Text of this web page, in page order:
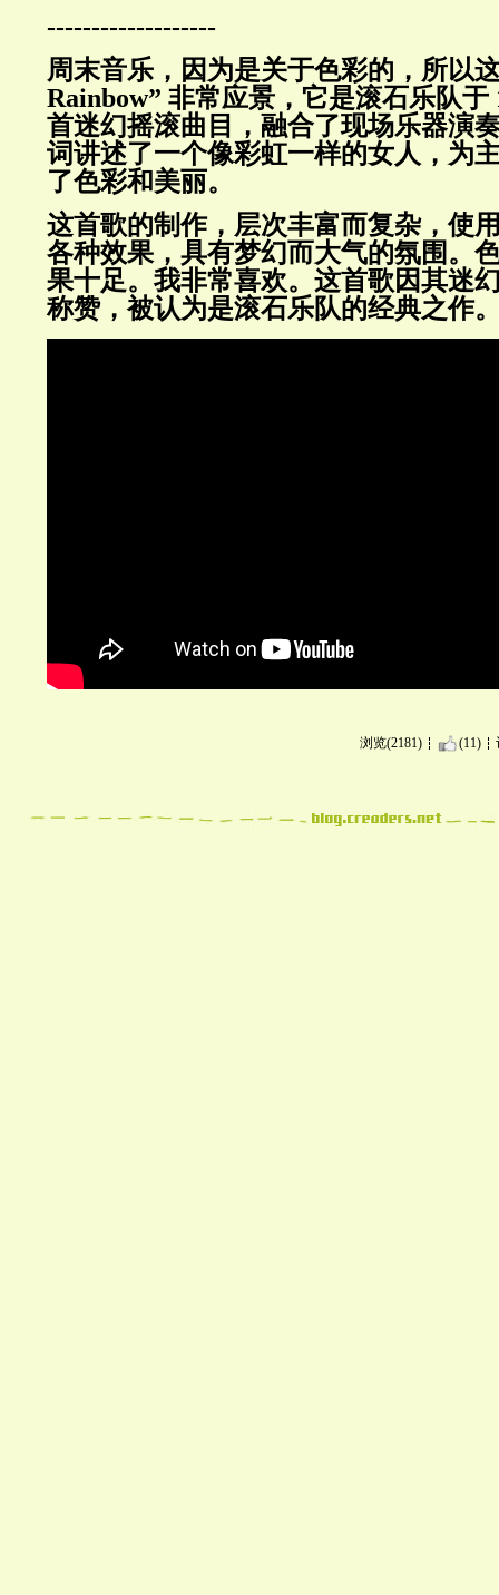
-------------------
周末音乐 ，因为是关于色彩的，所以
Rainbow” 非常应景，它是滚石乐队于
首迷幻摇滚曲目，融合了现场乐器演
词讲述了一个像彩虹一样的女人，为
了色彩和美丽。
这首歌的制作，层次丰富而复杂，使
各种效果，具有梦幻而大气的氛围。
果十足。我非常喜欢。这首歌因其迷
称赞，被认为是滚石乐队的经典之作
浏览(2181) (11)